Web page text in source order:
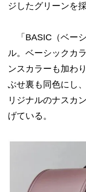
ジしたグリーンを
「BASIC（ベー
ル。ベーシックカ
ンスカラーも加わ
ぶせ裏も同色にし
リジナルのナスカ
げている。